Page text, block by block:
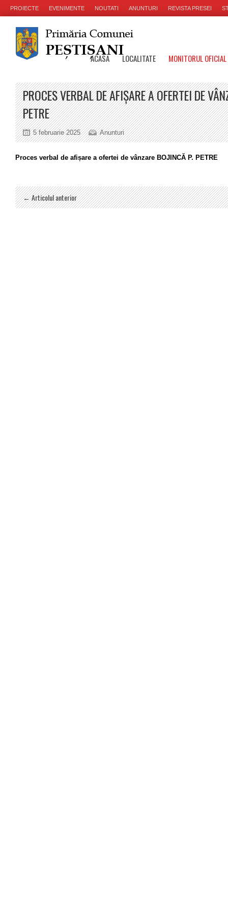
PROIECTE EVENIMENTE NOUTATI ANUNTURI REVISTA PRESEI
ACASA LOCALITATE MONITORUL
PROCES VERBAL DE AFIȘARE A OFERTEI DE
PETRE
5 februarie 2025 Anunturi
Proces verbal de afișare a ofertei de vânzare BOJINCĂ P. PETRE
← Articolul anterior